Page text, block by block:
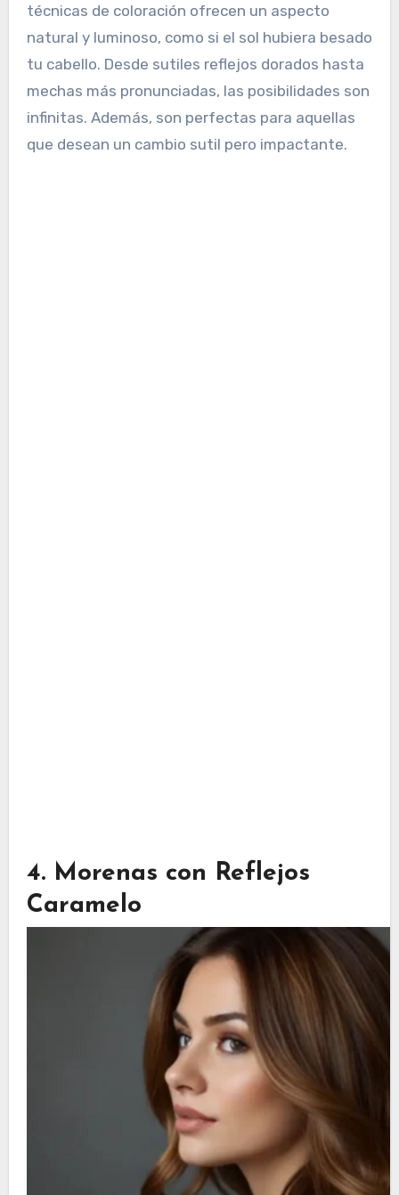
técnicas de coloración ofrecen un aspecto
natural y luminoso, como si el sol hubiera besado
tu cabello. Desde sutiles reflejos dorados hasta
mechas más pronunciadas, las posibilidades son
infinitas. Además, son perfectas para aquellas
que desean un cambio sutil pero impactante.
4. Morenas con Reflejos
Caramelo